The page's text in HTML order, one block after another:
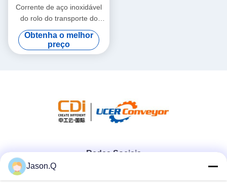
Corrente de aço inoxidável
do rolo do transporte do
passo curto com Pin
prolongado
Obtenha o melhor
preço
Redes Sociais
Jason.Q